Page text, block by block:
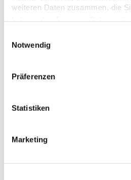
weiteren Daten zusammen, die
Notwendig
Präferenzen
Statistiken
Marketing
Dies könnte